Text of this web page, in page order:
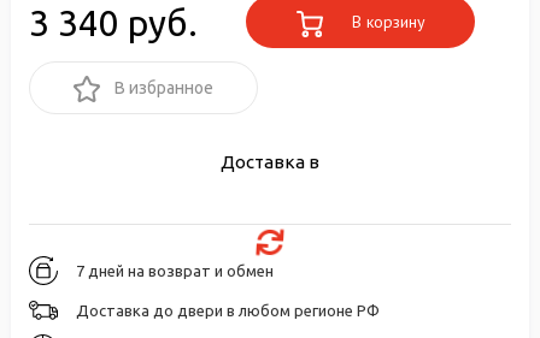
3 340 руб. В корзину
В избранное
Доставка в
7 дней на возврат и обмен
Доставка до двери в любом регионе РФ